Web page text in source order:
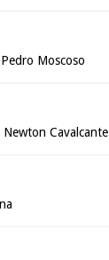
Moscoso
Newton Cavalcante